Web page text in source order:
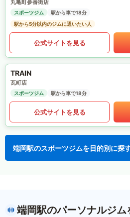
丸亀町参番街店
スポーツジム
駅から車で18分
駅から5分以内のジムに通いたい人
公式サイトを見る
TRAIN
瓦町店
スポーツジム 駅から車で18分
公式サイトを見る
端岡駅のスポーツジムを目的別に探
端岡駅のパーソナルジム